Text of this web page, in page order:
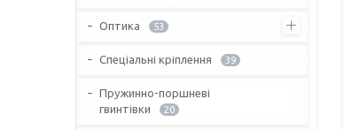
Оптика 53
Спеціальні кріплення 39
Пружинно-поршневі
гвинтівки
20